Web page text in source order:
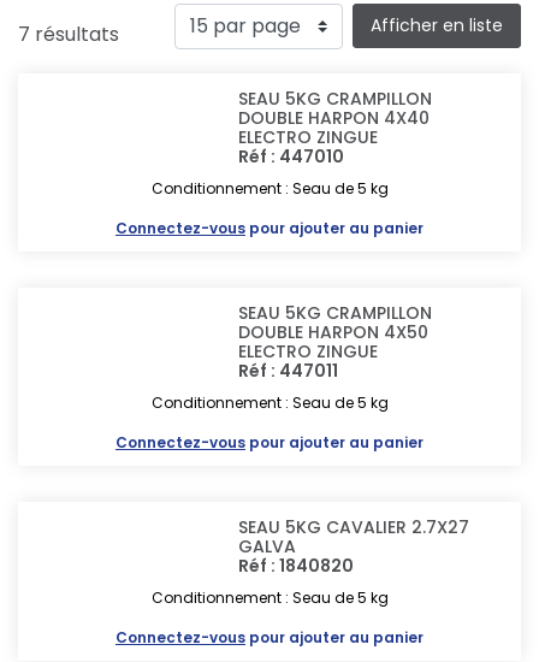
7 résultats Afficher en liste
SEAU 5KG CRAMPILLON
DOUBLE HARPON 4X40
ELECTRO ZINGUE
Réf : 447010
Conditionnement : Seau de 5 kg
Connectez-vous pour ajouter au panier
SEAU 5KG CRAMPILLON
DOUBLE HARPON 4X50
ELECTRO ZINGUE
Réf : 447011
Conditionnement : Seau de 5 kg
Connectez-vous pour ajouter au panier
SEAU 5KG CAVALIER 2.7X27
GALVA
Réf : 1840820
Conditionnement : Seau de 5 kg
Connectez-vous pour ajouter au panier